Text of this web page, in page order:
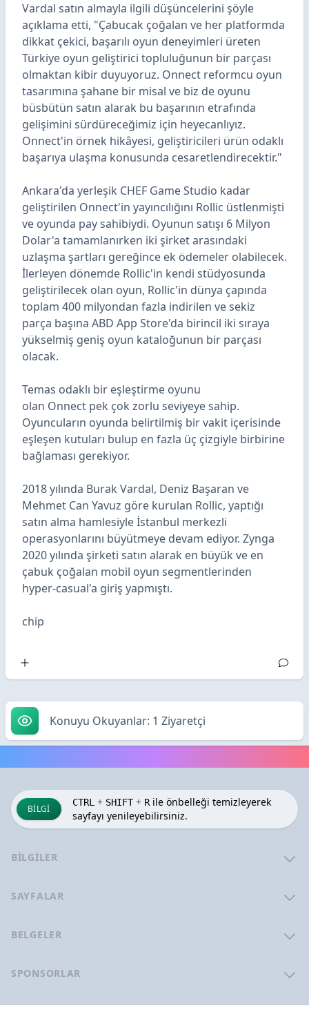
Vardal satın almayla ilgili düşüncelerini şöyle
açıklama etti, "Çabucak çoğalan ve her platformda
dikkat çekici, başarılı oyun deneyimleri üreten
Türkiye oyun geliştirici topluluğunun bir parçası
olmaktan kibir duyuyoruz. Onnect reformcu oyun
tasarımına şahane bir misal ve biz de oyunu
büsbütün satın alarak bu başarının etrafında
gelişimini sürdüreceğimiz için heyecanlıyız.
Onnect'in örnek hikâyesi, geliştiricileri ürün odaklı
başarıya ulaşma konusunda cesaretlendirecektir."
Ankara'da yerleşik CHEF Game Studio kadar
geliştirilen Onnect'in yayıncılığını Rollic üstlenmişti
ve oyunda pay sahibiydi. Oyunun satışı 6 Milyon
Dolar'a tamamlanırken iki şirket arasındaki
uzlaşma şartları gereğince ek ödemeler olabilecek.
İlerleyen dönemde Rollic'in kendi stüdyosunda
geliştirilecek olan oyun, Rollic'in dünya çapında
toplam 400 milyondan fazla indirilen vesekiz
parça başına ABD App Store'da birincil iki sıraya
yükselmiş geniş oyun kataloğunun bir parçası
olacak.
Temas odaklı bir eşleştirme oyunu
olan Onnect pek çok zorlu seviyeye sahip.
Oyuncuların oyunda belirtilmiş bir vakit içerisinde
eşleşen kutuları bulup en fazla üç çizgiyle birbirine
bağlaması gerekiyor.
2018 yılında Burak Vardal, Deniz Başaran ve
Mehmet Can Yavuz göre kurulan Rollic, yaptığı
satın alma hamlesiyle İstanbul merkezli
operasyonlarını büyütmeye devam ediyor. Zynga
2020 yılında şirketi satın alarak en büyük ve en
çabuk çoğalan mobil oyun segmentlerinden
hyper-casual'a giriş yapmıştı.
chip
Konuyu Okuyanlar: 1 Ziyaretçi
BILGI
CTRL + SHIFT + Rile önbelleği temizleyerek
sayfayı yenileyebilirsiniz.
BILGILER
SAYFALAR
BELGELER
SPONSORLAR